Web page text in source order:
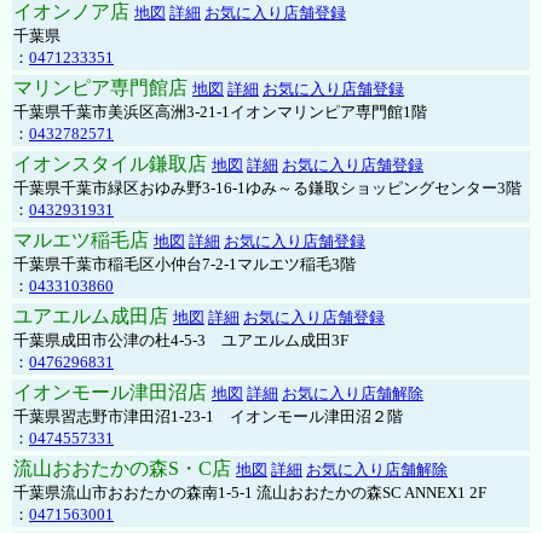
イオンノア店 地図 詳細 お気に入り店舗登録
千葉県
： 0471233351
マリンピア専門館店 地図 詳細 お気に入り店舗登録
千葉県千葉市美浜区高洲3-21-1イオンマリンピア専門館1階
： 0432782571
イオンスタイル鎌取店 地図 詳細 お気に入り店舗登録
千葉県千葉市緑区おゆみ野3-16-1ゆみ～る鎌取ショッピングセンター3階
： 0432931931
マルエツ稲毛店 地図 詳細 お気に入り店舗登録
千葉県千葉市稲毛区小仲台7-2-1マルエツ稲毛3階
： 0433103860
ユアエルム成田店 地図 詳細 お気に入り店舗登録
千葉県成田市公津の杜4-5-3 ユアエルム成田3F
： 0476296831
イオンモール津田沼店 地図 詳細 お気に入り店舗解除
千葉県習志野市津田沼1-23-1 イオンモール津田沼２階
： 0474557331
流山おおたかの森S・C店 地図 詳細 お気に入り店舗解除
千葉県流山市おおたかの森南1-5-1 流山おおたかの森SC ANNEX1 2F
： 0471563001